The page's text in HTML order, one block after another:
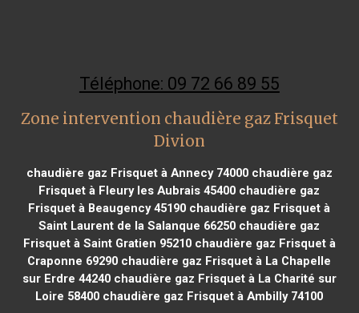
Téléphone: 09 72 66 89 55
Zone intervention chaudière gaz Frisquet
Divion
chaudière gaz Frisquet à Annecy 74000chaudière gaz
Frisquet à Fleury les Aubrais 45400 chaudière gaz
Frisquet à Beaugency 45190 chaudière gaz Frisquet à
Saint Laurent de la Salanque 66250 chaudière gaz
Frisquet à Saint Gratien 95210chaudière gaz Frisquet à
Craponne 69290 chaudière gaz Frisquet à La Chapelle
sur Erdre 44240chaudière gaz Frisquet à La Charité sur
Loire 58400 chaudière gaz Frisquet à Ambilly 74100